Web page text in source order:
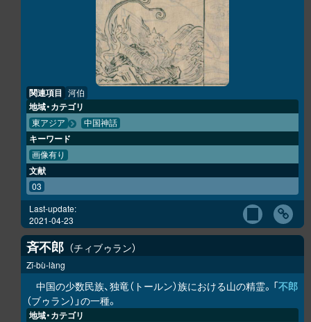
関連項目 河伯
地域・カテゴリ
東アジア 中国神話
キーワード
画像有り
文献
03
Last-update:
2021-04-23
斉不郎 チィブゥラン
Zī-bù-làng
中国の少数民族、独竜（トールン）族における山の精霊。「不郎
（ブゥラン）」の一種。
地域・カテゴリ